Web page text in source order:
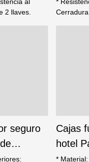
2 llaves.
Peque?o
seguro
Cajas
hotel
digital
*